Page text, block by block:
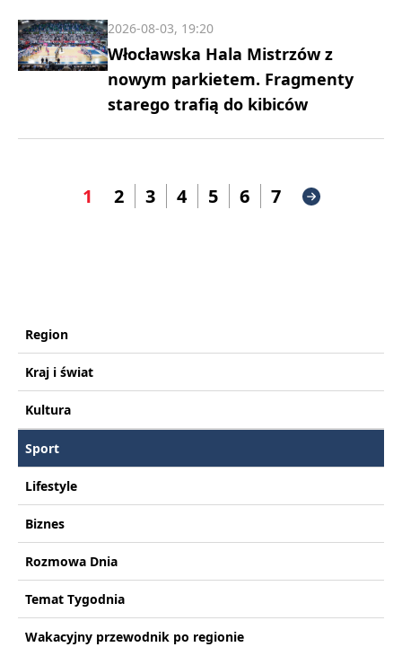
Włocławska Hala Mistrzów z
nowym parkietem. Fragmenty
starego trafią do kibiców
2026-08-03, 19:20
1 2 3 4 5 6 7
Region
Kraj i świat
Kultura
Sport
Lifestyle
Biznes
Rozmowa Dnia
Temat Tygodnia
Wakacyjny przewodnik po regionie